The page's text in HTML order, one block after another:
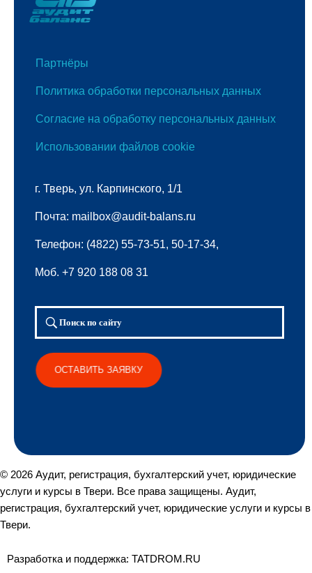
Партнёры
Политика обработки персональных данных
Согласие на обработку персональных данных
Использовании файлов cookie
г. Тверь, ул. Карпинского, 1/1
Почта: mailbox@audit-balans.ru
Телефон: (4822) 55-73-51, 50-17-34,
Моб. +7 920 188 08 31
Поиск по сайту
ОСТАВИТЬ ЗАЯВКУ
© 2026 Аудит, регистрация, бухгалтерский учет, юридические
услуги и курсы в Твери. Все права защищены. Аудит,
регистрация, бухгалтерский учет, юридические услуги и курсы в
Твери.
Разработка и поддержка: TATDROM.RU